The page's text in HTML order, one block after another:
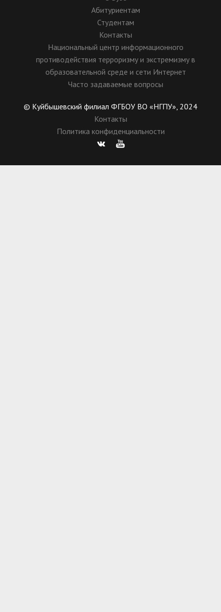
Абитуриентам
Студентам
Контакты
Национальный центр информационного
противодействия терроризму и экстремизму в
образовательной среде и сети Интернет
Часто задаваемые вопросы
© Куйбышевский филиал ФГБОУ ВО «НГПУ», 2024
Контакты
Политика конфиденциальности